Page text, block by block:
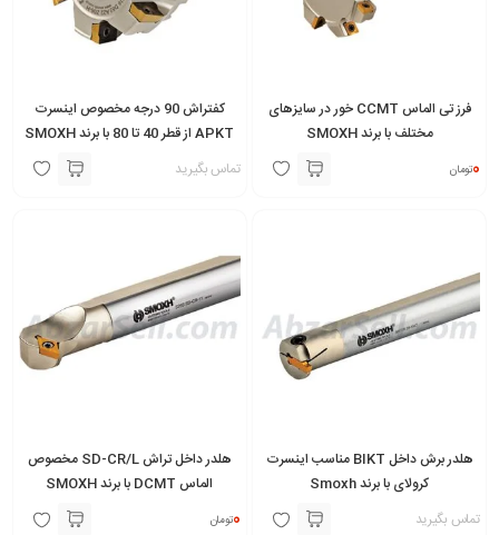
فرز تی الماس CCMT خور در سایزهای
مختلف با برند SMOXH
0تومان
کفتراش 90 درجه مخصوص اینسرت
APKT از قطر 40 تا 80 با برند SMOXH
تماس بگیرید
هلدر برش داخل BIKT مناسب اینسرت
کرولای با برند Smoxh
تماس بگیرید
هلدر داخل تراش SD-CR/L مخصوص
الماس DCMT با برند SMOXH
0تومان